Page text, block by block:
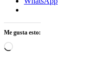
Me gusta esto:
Cargando...